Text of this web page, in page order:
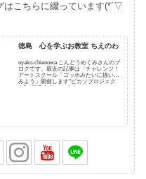
はこちらに綴っています(*´▽
徳島 心を学ぶお教室 ちえのわ
oyako-chienowa こんどうめぐみさんのブ
ログです。最近の記事は「チャレンジ！
アートスクール「ゴッホみたいに描いて
みよう」開催します"ピカソプロジェク
ト”（画像あり）」です。